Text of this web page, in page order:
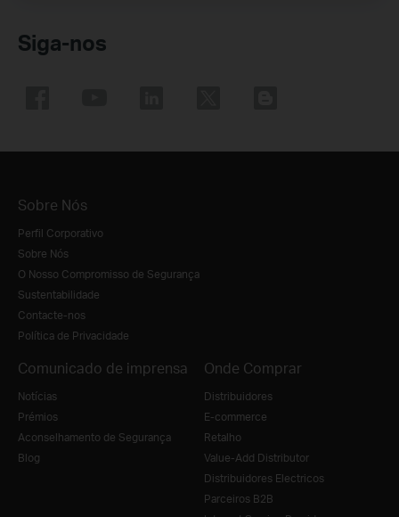
Siga-nos
Sobre Nós
Perfil Corporativo
Sobre Nós
O Nosso Compromisso de Segurança
Sustentabilidade
Contacte-nos
Política de Privacidade
Comunicado de imprensa
Notícias
Prémios
Aconselhamento de Segurança
Blog
Onde Comprar
Distribuidores
E-commerce
Retalho
Value-Add Distributor
Distribuidores Electricos
Parceiros B2B